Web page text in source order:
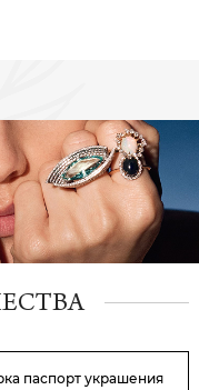
паспорт украшения